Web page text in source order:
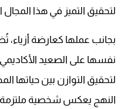
لتحقيق التميز في هذا المجال
بجانب عملها كعارضة أزياء،
نفسها على الصعيد
لتحقيق التوازن بين حياتها
النهج يعكس شخصية